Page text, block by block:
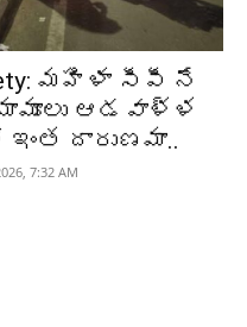
మహిళా సీపీ నే
ఆడవాళ్ళ
ఇంత దారుణమా..
7:32 AM